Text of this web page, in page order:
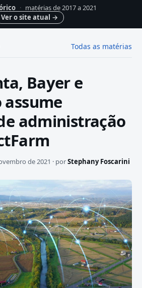
· matérias de 2017 a 2021
Ver o site atual →
Todas as matérias
Bayer e
administração
de 2021 · porStephany Foscarini